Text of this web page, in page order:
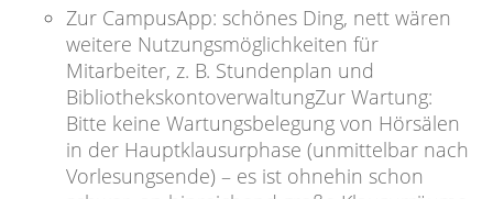
Zur CampusApp: schönes Ding, nett wären
weitere Nutzungsmöglichkeiten für
Mitarbeiter, z. B. Stundenplan und
BibliothekskontoverwaltungZur Wartung:
Bitte keine Wartungsbelegung von Hörsälen
in der Hauptklausurphase (unmittelbar nach
Vorlesungsende) – es ist ohnehin schon